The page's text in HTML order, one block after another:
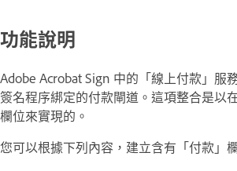
功能說明
Adobe Acrobat Sign 中的「線上付款 」服
簽名程序綁定的付款閘道。這項整合是以
欄位來實現的。
您可以根據下列內容，建立含有「付款」